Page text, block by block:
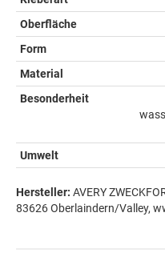
Oberfläche
Form
Material
Besonderheit
Umwelt
Hersteller: AVERY
83626 Oberlaindern/Valley,